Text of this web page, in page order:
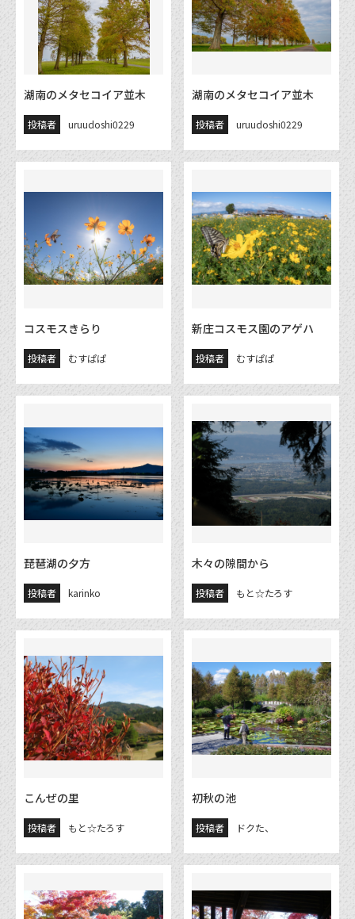
湖南のメタセコイア並木
投稿者 uruudoshi0229
湖南のメタセコイア並木
投稿者 uruudoshi0229
コスモスきらり
投稿者 むすぱぱ
新庄コスモス園のアゲハ
投稿者 むすぱぱ
琵琶湖の夕方
投稿者 karinko
木々の隙間から
投稿者 もと☆たろす
こんぜの里
投稿者 もと☆たろす
初秋の池
投稿者 ドクた、